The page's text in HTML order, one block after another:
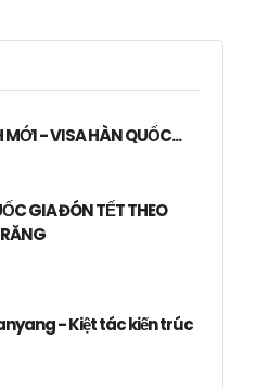
- VISA HÀN QUỐC...
GIA ĐÓN TẾT THEO
- Kiệt tác kiến trúc